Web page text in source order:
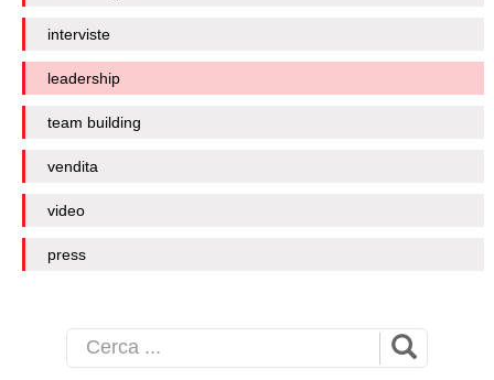
interviste
leadership
team building
vendita
video
press